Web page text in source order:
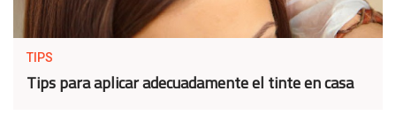
TIPS
Tips para aplicar adecuadamente el tinte en casa